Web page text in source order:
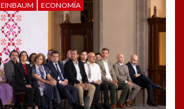
ECONOMÍA